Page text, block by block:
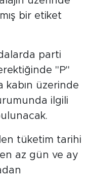
bir etiket
parti
"P"
kabın üzerinde
ilgili
tüketim tarihi
az gün ve ay